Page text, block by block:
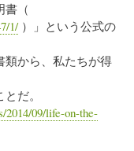
書（
1/）」という公式の
類から、私たちが得
だ。
2014/09/life-on-the-